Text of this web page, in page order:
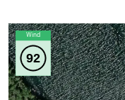
Wind
92